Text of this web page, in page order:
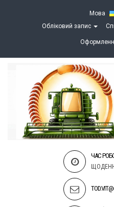
Мова
Обліковий запис
ЧАС